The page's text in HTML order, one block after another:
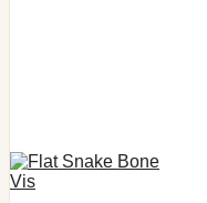
Vis